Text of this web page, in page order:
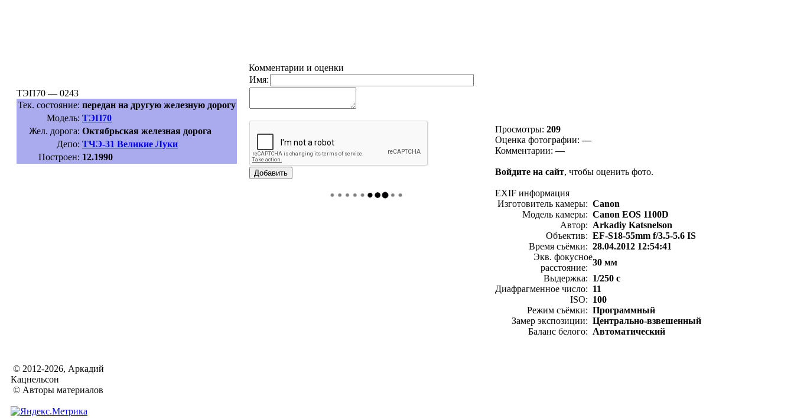
ТЭП70 — 0243
Тек. состояние: передан на другую железную дорогу
Модель: ТЭП70
Жел. дорога: Октябрьская железная дорога
Депо: ТЧЭ-31 Великие Луки
Построен: 12.1990
Комментарии и оценки
Имя:
Просмотры: 209
Оценка фотографии:—
Комментарии:—
Войдите на сайт, чтобы оценить фото.
EXIF информация
Изготовитель камеры: Canon
Модель камеры: Canon EOS 1100D
Автор: Arkadiy Katsnelson
Объектив: EF-S18-55mm f/3.5-5.6 IS
Время съёмки: 28.04.2012 12:54:41
Экв. фокусное
расстояние:
30 мм
Выдержка: 1/250 с
Диафрагменное число: 11
ISO: 100
Режим съёмки: Программный
Замер экспозиции: Центрально-взвешенный
Баланс белого: Автоматический
© 2012-2026, Аркадий
Кацнельсон
© Авторы материалов